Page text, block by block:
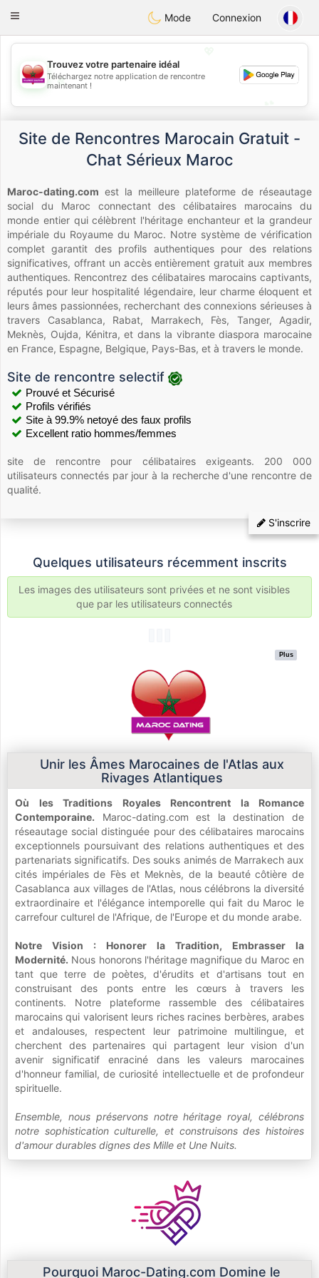
Maroc Dating
Toggle
Mode Connexion
💖
💕
Trouvez votre partenaire idéal
Téléchargez notre application de rencontre
maintenant !
Site de Rencontres Marocain Gratuit -
Chat Sérieux Maroc
Maroc-dating.com est la meilleure plateforme de réseautage
social du Maroc connectant des célibataires marocains du
monde entier qui célèbrent l'héritage enchanteur et la grandeur
impériale du Royaume du Maroc. Notre système de vérification
complet garantit des profils authentiques pour des relations
significatives, offrant un accès entièrement gratuit aux membres
authentiques. Rencontrez des célibataires marocains captivants,
réputés pour leur hospitalité légendaire, leur charme éloquent et
leurs âmes passionnées, recherchant des connexions sérieuses à
travers Casablanca, Rabat, Marrakech, Fès, Tanger, Agadir,
Meknès, Oujda, Kénitra, et dans la vibrante diaspora marocaine
en France, Espagne, Belgique, Pays-Bas, et à travers le monde.
Site de rencontre selectif
Prouvé et Sécurisé
Profils vérifiés
Site à 99.9% netoyé des faux profils
Excellent ratio hommes/femmes
site de rencontre pour célibataires exigeants. 200 000
utilisateurs connectés par jour à la recherche d'une rencontre de
qualité.
S'inscrire
Quelques utilisateurs récemment inscrits
Les images des utilisateurs sont privées et ne sont visibles
que par les utilisateurs connectés
Plus
Unir les Âmes Marocaines de l'Atlas aux
Rivages Atlantiques
Où les Traditions Royales Rencontrent la Romance
Contemporaine. Maroc-dating.com est la destination de
réseautage social distinguée pour des célibataires marocains
exceptionnels poursuivant des relations authentiques et des
partenariats significatifs. Des souks animés de Marrakech aux
cités impériales de Fès et Meknès, de la beauté côtière de
Casablanca aux villages de l'Atlas, nous célébrons la diversité
extraordinaire et l'élégance intemporelle qui fait du Maroc le
carrefour culturel de l'Afrique, de l'Europe et du monde arabe.
Notre Vision : Honorer la Tradition, Embrasser la
Modernité. Nous honorons l'héritage magnifique du Maroc en
tant que terre de poètes, d'érudits et d'artisans tout en
construisant des ponts entre les cœurs à travers les
continents. Notre plateforme rassemble des célibataires
marocains qui valorisent leurs riches racines berbères, arabes
et andalouses, respectent leur patrimoine multilingue, et
cherchent des partenaires qui partagent leur vision d'un
avenir significatif enraciné dans les valeurs marocaines
d'honneur familial, de curiosité intellectuelle et de profondeur
spirituelle.
Ensemble, nous préservons notre héritage royal, célébrons
notre sophistication culturelle, et construisons des histoires
d'amour durables dignes des Mille et Une Nuits.
Pourquoi Maroc-Dating.com Domine le